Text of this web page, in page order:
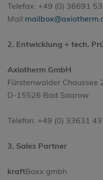
Telefax: +49 (0) 36691
Mail:
2. Entwicklung + tech.
Axiotherm GmbH
Fürstenwalder Chaussee
D-15526 Bad Saarow
Telefon: +49 (0) 33631 43
3. Sales Partner
kraftBoxx gmbh